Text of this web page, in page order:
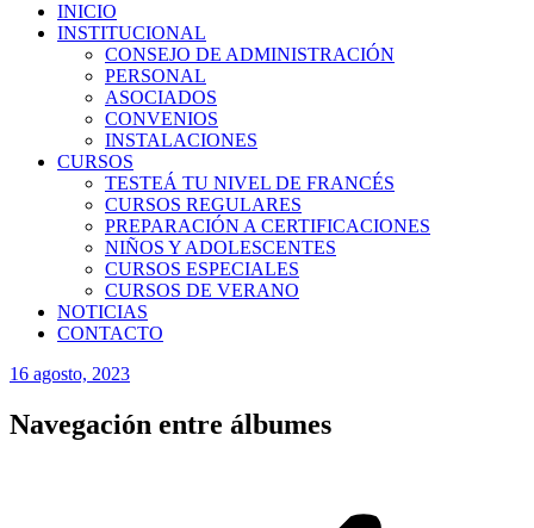
INICIO
INSTITUCIONAL
CONSEJO DE ADMINISTRACIÓN
PERSONAL
ASOCIADOS
CONVENIOS
INSTALACIONES
CURSOS
TESTEÁ TU NIVEL DE FRANCÉS
CURSOS REGULARES
PREPARACIÓN A CERTIFICACIONES
NIÑOS Y ADOLESCENTES
CURSOS ESPECIALES
CURSOS DE VERANO
NOTICIAS
CONTACTO
16 agosto, 2023
Navegación entre álbumes